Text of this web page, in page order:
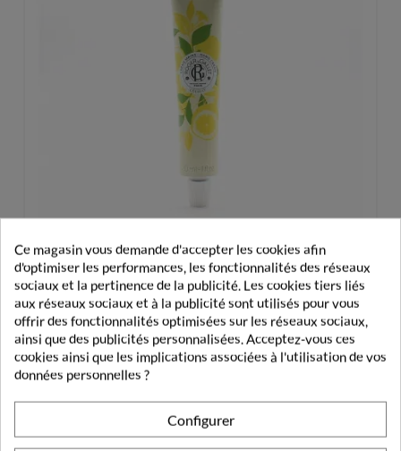
Roger&Gallet Crème Mains Cédrat 30ml
5,99 €
Ce magasin vous demande d'accepter les cookies afin
d'optimiser les performances, les fonctionnalités des réseaux
sociaux et la pertinence de la publicité. Les cookies tiers liés
aux réseaux sociaux et à la publicité sont utilisés pour vous
offrir des fonctionnalités optimisées sur les réseaux sociaux,
ainsi que des publicités personnalisées. Acceptez-vous ces
cookies ainsi que les implications associées à l'utilisation de vos
données personnelles ?
Configurer